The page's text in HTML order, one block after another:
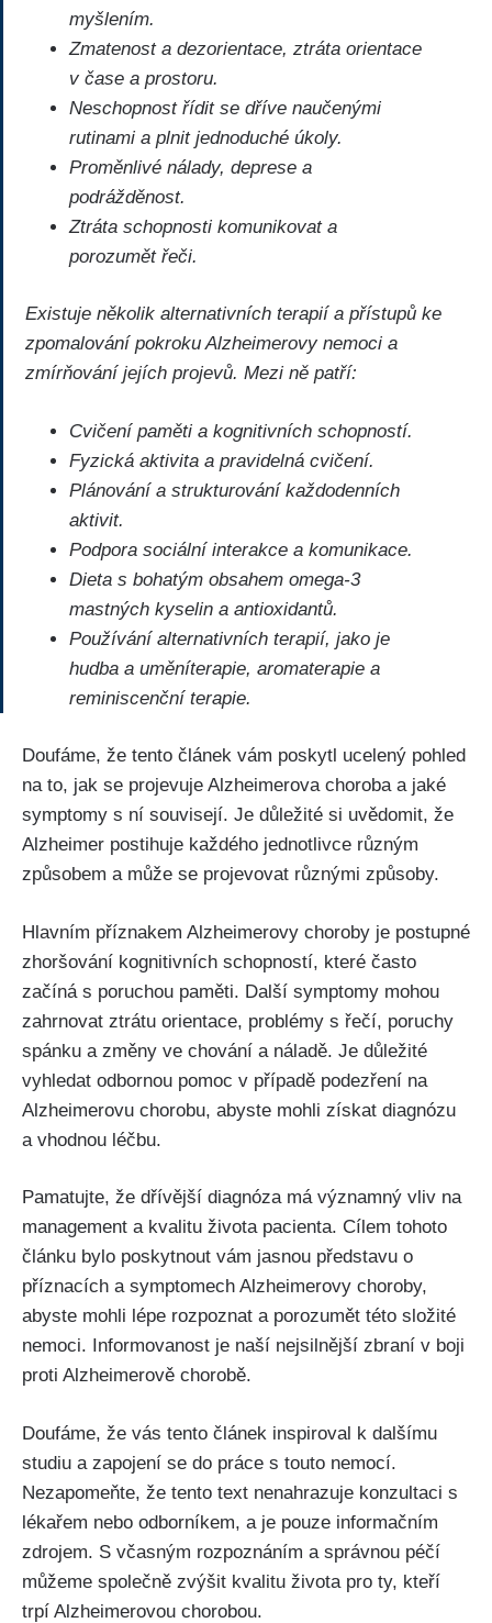
myšlením.
Zmatenost a dezorientace, ztráta orientace
v čase a prostoru.
Neschopnost řídit se dříve naučenými
rutinami a plnit jednoduché úkoly.
Proměnlivé nálady, deprese a
podrážděnost.
Ztráta schopnosti komunikovat a
porozumět řeči.
Existuje několik alternativních terapií a přístupů ke
zpomalování pokroku Alzheimerovy nemoci a
zmírňování jejích projevů. Mezi ně patří:
Cvičení paměti a kognitivních schopností.
Fyzická aktivita a pravidelná cvičení.
Plánování a strukturování každodenních
aktivit.
Podpora sociální interakce a komunikace.
Dieta s bohatým obsahem omega-3
mastných kyselin a antioxidantů.
Používání alternativních terapií, jako je
hudba a uměníterapie, aromaterapie a
reminiscenční terapie.
Doufáme, že tento článek vám poskytl ucelený pohled
na to, jak se projevuje Alzheimerova choroba a jaké
symptomy s ní souvisejí. Je důležité si uvědomit, že
Alzheimer postihuje každého jednotlivce různým
způsobem a může se projevovat různými způsoby.
Hlavním příznakem Alzheimerovy choroby je postupné
zhoršování kognitivních schopností, které často
začíná s poruchou paměti. Další symptomy mohou
zahrnovat ztrátu orientace, problémy s řečí, poruchy
spánku a změny ve chování a náladě. Je důležité
vyhledat odbornou pomoc v případě podezření na
Alzheimerovu chorobu, abyste mohli získat diagnózu
a vhodnou léčbu.
Pamatujte, že dřívější diagnóza má významný vliv na
management a kvalitu života pacienta. Cílem tohoto
článku bylo poskytnout vám jasnou představu o
příznacích a symptomech Alzheimerovy choroby,
abyste mohli lépe rozpoznat a porozumět této složité
nemoci. Informovanost je naší nejsilnější zbraní v boji
proti Alzheimerově chorobě.
Doufáme, že vás tento článek inspiroval k dalšímu
studiu a zapojení se do práce s touto nemocí.
Nezapomeňte, že tento text nenahrazuje konzultaci s
lékařem nebo odborníkem, a je pouze informačním
zdrojem. S včasným rozpoznáním a správnou péčí
můžeme společně zvýšit kvalitu života pro ty, kteří
trpí Alzheimerovou chorobou.